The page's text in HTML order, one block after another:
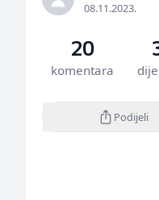
08.11.2023.
20
komentara
Podijeli